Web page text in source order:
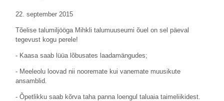
22. september 2015
Tõelise talumiljööga Mihkli talumuuseumi õuel on sel päeval
tegevust kogu perele!
- Kaasa saab lüüa lõbusates laadamängudes;
- Meeleolu loovad nii nooremate kui vanemate muusikute
ansamblid.
- Õpetlikku saab kõrva taha panna loengul taluaia taimeliikidest.